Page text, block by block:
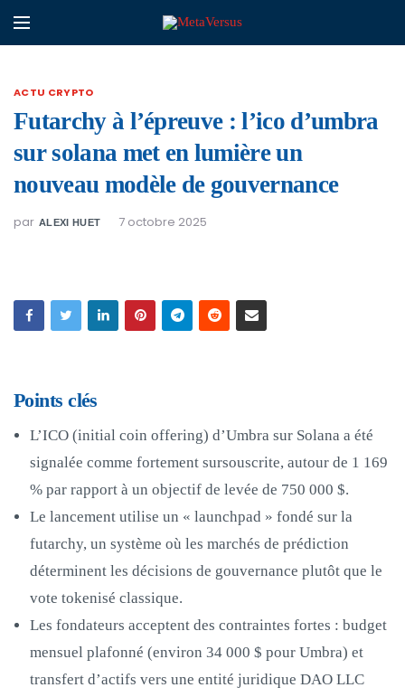
ACTU CRYPTO
Futarchy à l’épreuve : l’ico d’umbra
sur solana met en lumière un
nouveau modèle de gouvernance
par ALEXI HUET 7 octobre 2025
Points clés
L’ICO (initial coin offering) d’Umbra sur Solana a été
signalée comme fortement sursouscrite, autour de 1 169
% par rapport à un objectif de levée de 750 000 $.
Le lancement utilise un « launchpad » fondé sur la
futarchy, un système où les marchés de prédiction
déterminent les décisions de gouvernance plutôt que le
vote tokenisé classique.
Les fondateurs acceptent des contraintes fortes : budget
mensuel plafonné (environ 34 000 $ pour Umbra) et
transfert d’actifs vers une entité juridique DAO LLC